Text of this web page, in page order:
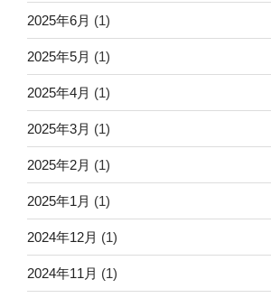
2025年6月 (1)
2025年5月 (1)
2025年4月 (1)
2025年3月 (1)
2025年2月 (1)
2025年1月 (1)
2024年12月 (1)
2024年11月 (1)